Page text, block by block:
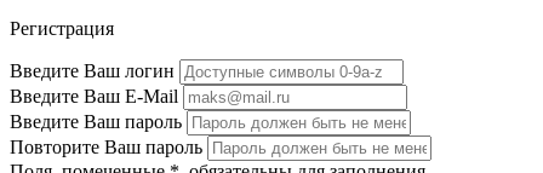
Регистрация
Введите Ваш логин
Введите Ваш E-Mail
Введите Ваш пароль
Повторите Ваш пароль